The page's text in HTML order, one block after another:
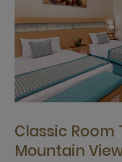
Classic Room
Mountain